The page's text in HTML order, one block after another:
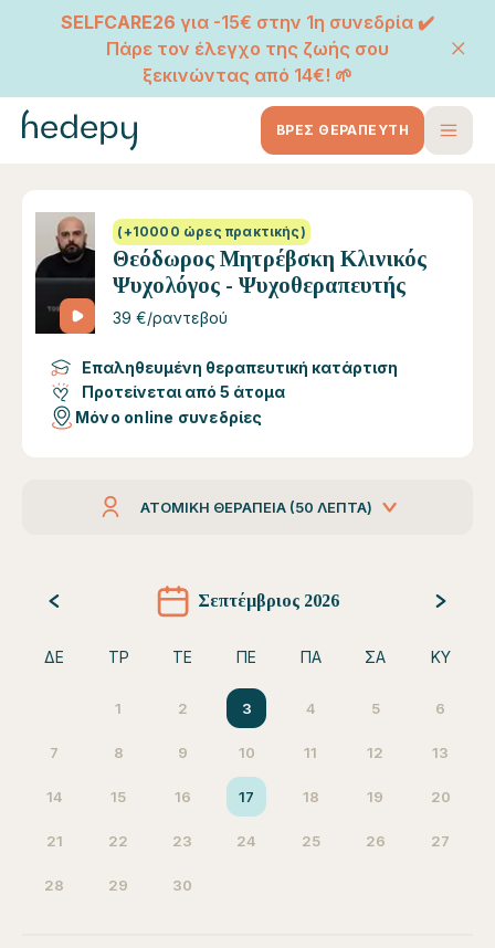
SELFCARE26 για -15€ στην 1η συνεδρία ✔️
Πάρε τον έλεγχο της ζωής σου
ξεκινώντας από 14€! 🌱
ΒΡΕΣ ΘΕΡΑΠΕΥΤΗ
(+10000 ώρες πρακτικής)
Θεόδωρος Μητρέβσκη Κλινικός
Ψυχολόγος - Ψυχοθεραπευτής
39 €/ραντεβού
Επαληθευμένη θεραπευτική κατάρτιση
Προτείνεται από 5 άτομα
Μόνο online συνεδρίες
ΑΤΟΜΙΚΉ ΘΕΡΑΠΕΊΑ (50 ΛΕΠΤΆ)
Σεπτέμβριος 2026
ΔΕ ΤΡ ΤΕ ΠΕ ΠΑ ΣΑ ΚΥ
1 2 3 4 5 6
7 8 9 10 11 12 13
14 15 16 17 18 19 20
21 22 23 24 25 26 27
28 29 30